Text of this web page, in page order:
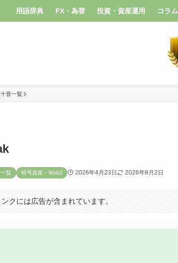
用語辞典 FX・為替 投資・資産運用 コラム
音一覧
覧 暗号資産・Web3 2026年4月23日 2026年8月2日
クには広告が含まれています。